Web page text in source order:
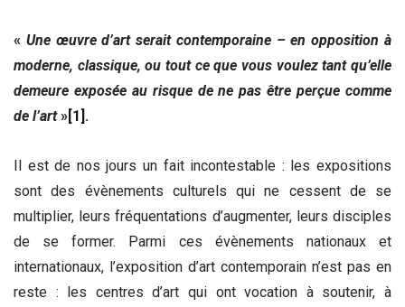
« Une œuvre d’art serait contemporaine – en opposition à
moderne, classique, ou tout ce que vous voulez tant qu’elle
demeure exposée au risque de ne pas être perçue comme
de l’art »[1] .
Il est de nos jours un fait incontestable : les expositions
sont des évènements culturels qui ne cessent de se
multiplier, leurs fréquentations d’augmenter, leurs disciples
de se former. Parmi ces évènements nationaux et
internationaux, l’exposition d’art contemporain n’est pas en
reste : les centres d’art qui ont vocation à soutenir, à